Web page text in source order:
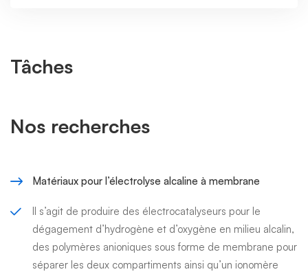
Tâches
Nos recherches
Matériaux pour l’électrolyse alcaline à membrane
Il s’agit de produire des électrocatalyseurs pour le
dégagement d’hydrogène et d’oxygène en milieu alcalin,
des polymères anioniques sous forme de membrane pour
séparer les deux compartiments ainsi qu’un ionomère